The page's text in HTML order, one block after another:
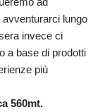
lungo
invece ci
a base di prodotti
più
560mt.